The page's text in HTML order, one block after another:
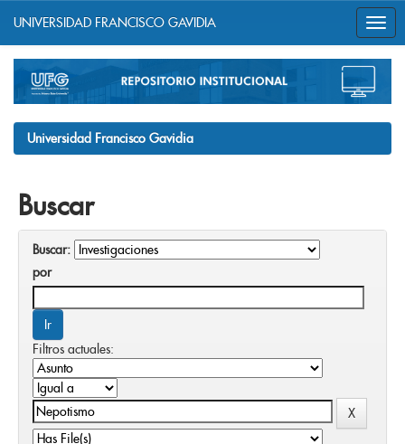
navigation
UNIVERSIDAD FRANCISCO GAVIDIA
Universidad Francisco Gavidia
Buscar
Buscar:
por
Filtros actuales: